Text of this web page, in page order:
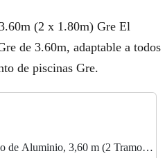
(2 x 1.80m) Gre El
de 3.60m, adaptable a todos
de piscinas Gre.
de Aluminio, 3,60 m (2 Tramos